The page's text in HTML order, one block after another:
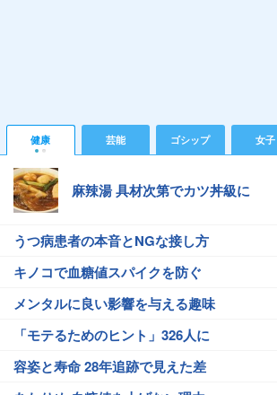
健康 芸能 ゴシップ 女子
麻辣湯 具材次第でカツ丼級に
うつ病患者の本音とNGな接し方
キノコで血糖値スパイクを防ぐ
メンタルに良い影響を与える趣味
「モテるためのヒント」326人に
容姿と寿命 28年追跡で見えた差